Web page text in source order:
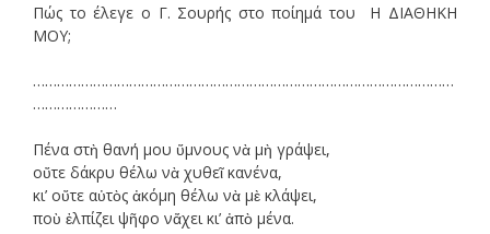
Πώς το έλεγε ο Γ. Σουρής στο ποίημά του Η ΔΙΑΘΗΚΗ
ΜΟΥ;
……………………………………………………………………………………………
…………………
Πένα στὴ θανή μου ὕμνους νὰ μὴ γράψει,
οὔτε δάκρυ θέλω νὰ χυθεῖ κανένα,
κι’ οὔτε αὐτὸς ἀκόμη θέλω νὰ μὲ κλάψει,
ποὺ ἐλπίζει ψῆφο νἄχει κι’ ἀπὸ μένα.